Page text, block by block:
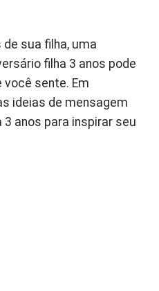
sua filha, uma
filha 3 anos pode
sente. Em
ideias de mensagem
anos para inspirar seu